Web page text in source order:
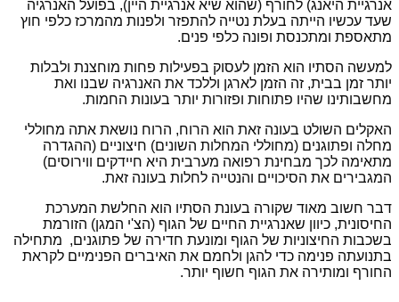
אנרגיית היאנג) לחורף (שהוא שיא אנרגיית היין), בפועל האנרגיה
שעד עכשיו הייתה בעלת נטייה להתפזר ולפנות מהמרכז כלפי חוץ
מתאספת ומתכנסת ופונה כלפי פנים.
למעשה הסתיו הוא הזמן לעסוק בפעילות פחות מוחצנת ולבלות
יותר זמן בבית, זה הזמן לארגן וללכד את האנרגיה שבנו ואת
מחשבותינו שהיו פתוחות ופזורות יותר בעונות החמות.
האקלים השולט בעונה זאת הוא הרוח, הרוח נושאת אתה מחוללי
מחלה ופתוגנים (מחוללי המחלות השונים) חיצוניים (ההגדרה
מתאימה לכך מבחינת רפואה מערבית היא חיידקים ווירוסים)
המגבירים את הסיכויים והנטייה לחלות בעונה זאת.
דבר חשוב מאוד שקורה בעונת הסתיו הוא החלשת המערכת
החיסונית, כיוון שאנרגיית החיים של הגוף (הצ'י המגן) הזורמת
בשכבות החיצוניות של הגוף ומונעת חדירה של פתוגנים, מתחילה
בתנועתה פנימה כדי להגן ולחמם את האיברים הפנימיים לקראת
החורף ומותירה את הגוף חשוף יותר.